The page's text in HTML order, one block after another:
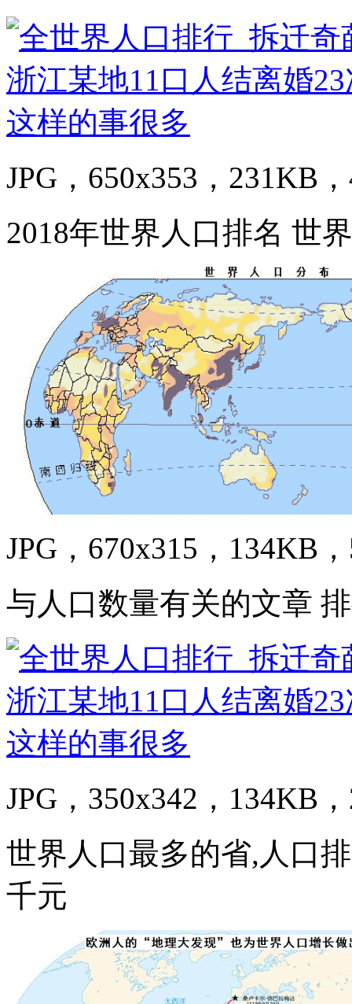
JPG，650x353，231KB
2018年世界人口排名 世
JPG，670x315，134KB
与人口数量有关的文章
JPG，350x342，134KB
世界人口最多的省,人口
千元